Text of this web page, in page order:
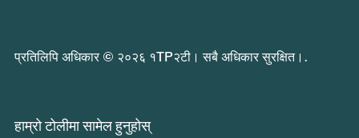
प्रतिलिपि अधिकार © २०२६ १TP२टी। सबै अधिकार सुरक्षित।.
हाम्रो टोलीमा सामेल हुनुहोस्